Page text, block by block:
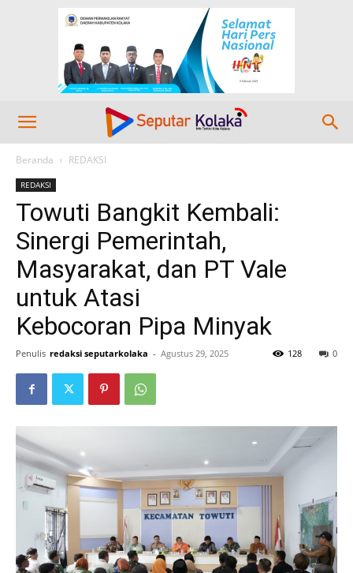
Beranda REDAKSI
REDAKSI
Towuti Bangkit Kembali:
Sinergi Pemerintah,
Masyarakat, dan PT Vale
untuk Atasi
Kebocoran Pipa Minyak
Penulis redaksi seputarkolaka - Agustus 29, 2025 0
128